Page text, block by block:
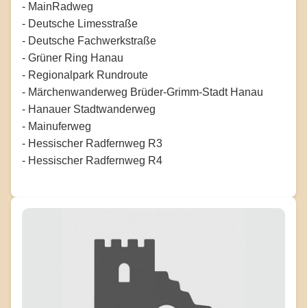
- MainRadweg
- Deutsche Limesstraße
- Deutsche Fachwerkstraße
- Grüner Ring Hanau
- Regionalpark Rundroute
- Märchenwanderweg Brüder-Grimm-Stadt Hanau
- Hanauer Stadtwanderweg
- Mainuferweg
- Hessischer Radfernweg R3
- Hessischer Radfernweg R4